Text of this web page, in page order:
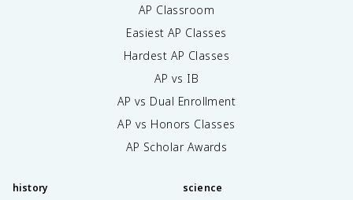
AP Classroom
Easiest AP Classes
Hardest AP Classes
AP vs IB
AP vs Dual Enrollment
AP vs Honors Classes
AP Scholar Awards
history science